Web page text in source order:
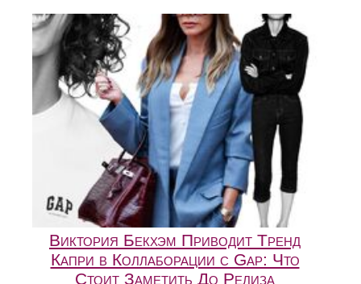
Виктория Бекхэм Приводит Тренд
Капри в Коллаборации с Gap: Что
Стоит Заметить До Релиза